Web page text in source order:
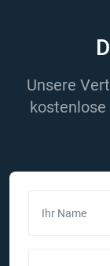
Unsere
Ihr Name